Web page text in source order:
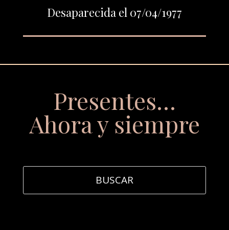
Desaparecida el 07/04/1977
Presentes…
Ahora y siempre